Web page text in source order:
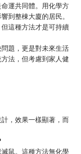
運共同體。用化學方
到整棟大廈的居民。
這種方法才是可持續
題，更是對未來生活
法，但考慮到家人健
，效果一樣顯著，而
鼠。這種方法無化學